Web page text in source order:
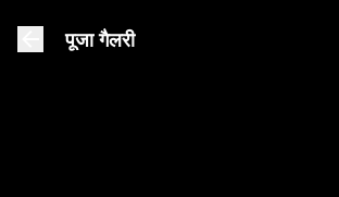
पूजा गैलरी